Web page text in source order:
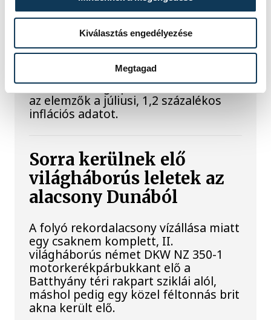
Kiválasztás engedélyezése
Megtagad
Meglepték az elemzőket
a júliusi inflációs adatok
Hatalmas meglepetésként értékelték
az elemzők a júliusi, 1,2 százalékos
inflációs adatot.
Sorra kerülnek elő
világháborús leletek az
alacsony Dunából
A folyó rekordalacsony vízállása miatt
egy csaknem komplett, II.
világháborús német DKW NZ 350-1
motorkerékpárbukkant elő a
Batthyány téri rakpart sziklái alól,
máshol pedig egy közel féltonnás brit
akna került elő.